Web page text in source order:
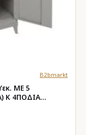
B2bmarkt
ΜΕ 5
Κ 4ΠΟΔΙΑ